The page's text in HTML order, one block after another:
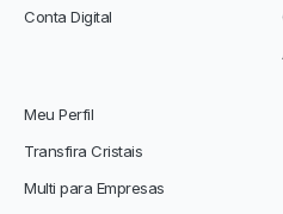
Conta Digital
Meu Perfil
Transfira Cristais
Multi para Empresas